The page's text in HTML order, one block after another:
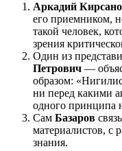
Аркадий
его приемником,
такой человек,
зрения
Один из
Петрович —
образом:
ни перед какими
одного принципа
Сам Базаров
материалистов, с
знания.